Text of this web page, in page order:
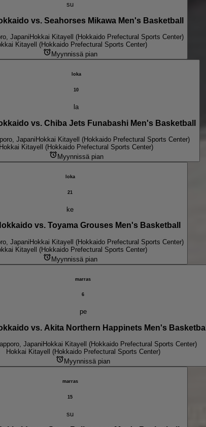
su
vs. Seahorses Mikawa Men's Basketball
Japani Hokkai Kitayell (Hokkaido Prefectural Sports Center)
Kitayell (Hokkaido Prefectural Sports Center)
Myynnissä pian
loka
10
la
vs. Chiba Jets Funabashi Men's Basketball
Japani Hokkai Kitayell (Hokkaido Prefectural Sports Center)
Hokkai Kitayell (Hokkaido Prefectural Sports Center)
Myynnissä pian
loka
21
ke
vs. Toyama Grouses Men's Basketball
JapaniHokkai Kitayell (Hokkaido Prefectural Sports Center)
Kitayell (Hokkaido Prefectural Sports Center)
Myynnissä pian
marras
6
pe
vs. Akita Northern Happinets Men's Basketball
Japani Hokkai Kitayell (Hokkaido Prefectural Sports Center)
Hokkai Kitayell (Hokkaido Prefectural Sports Center)
Myynnissä pian
marras
15
su